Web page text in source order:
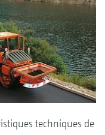
techniques de